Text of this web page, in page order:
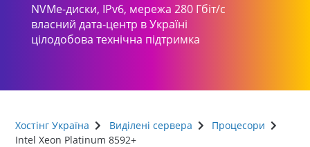
NVMe-диски, IPv6, мережа 280 Гбіт/с
власний дата-центр в Україні
цілодобова технічна підтримка
Хостінг Україна Виділені сервера
Процесори
Intel Xeon Platinum 8592+